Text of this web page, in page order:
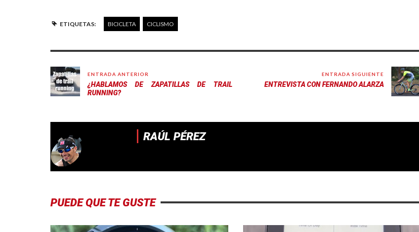
ETIQUETAS: BICICLETA CICLISMO
ENTRADA ANTERIOR
¿HABLAMOS DE ZAPATILLAS DE TRAIL
RUNNING?
ENTRADA SIGUIENTE
ENTREVISTA CON FERNANDO ALARZA
RAÚL PÉREZ
PUEDE QUE TE GUSTE